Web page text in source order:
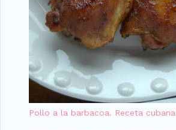
Pollo a la barbacoa. Receta cubana